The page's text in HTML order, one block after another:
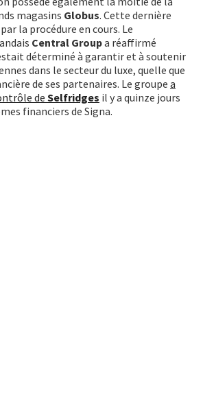
magasins Globus. Cette dernière
la procédure en cours. Le
Central Groupa réaffirmé
déterminé à garantir et à soutenir
dans le secteur du luxe, quelle que
de ses partenaires. Le groupe a
de Selfridges il y a quinze jours
financiers de Signa.